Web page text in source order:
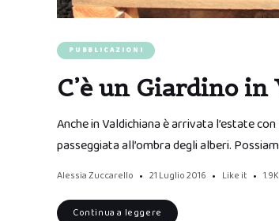
PUBBLICAZIONI
C’è un Giardino
Anche in Valdichiana è arrivata l’estate
passeggiata all’ombra degli alberi.
Alessia Zuccarello 21 Luglio 2016 Like it 1.9K
Continua a leggere